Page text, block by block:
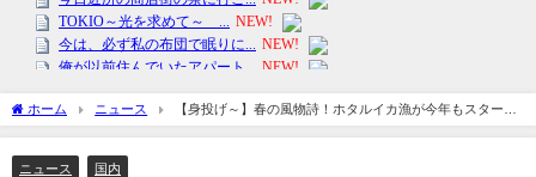
ホーム ニュース
【身投げ～】春の風物詩！ホタルイカ漁が今年もスター
ト！富山県に県外ナンバーが集結やぁぁｗｗｗ
ニュース 国内